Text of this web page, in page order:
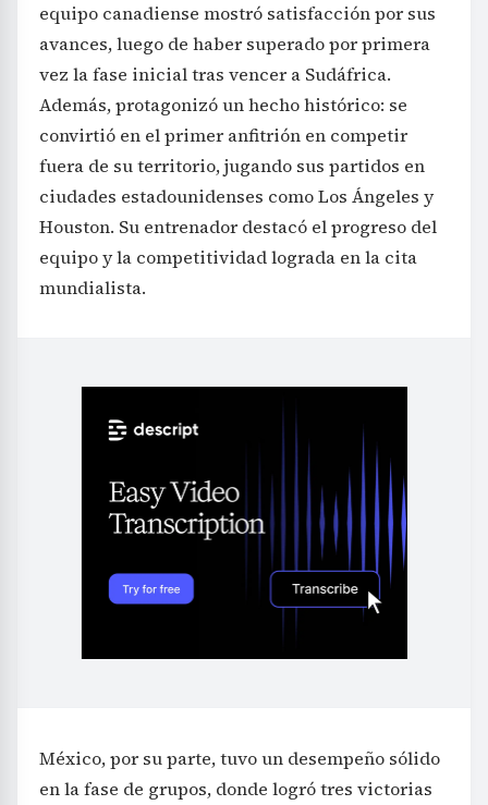
equipo canadiense mostró satisfacción por sus
avances, luego de haber superado por primera
vez la fase inicial tras vencer a Sudáfrica.
Además, protagonizó un hecho histórico: se
convirtió en el primer anfitrión en competir
fuera de su territorio, jugando sus partidos en
ciudades estadounidenses como Los Ángeles y
Houston. Su entrenador destacó el progreso del
equipo y la competitividad lograda en la cita
mundialista.
México, por su parte, tuvo un desempeño sólido
en la fase de grupos, donde logró tres victorias